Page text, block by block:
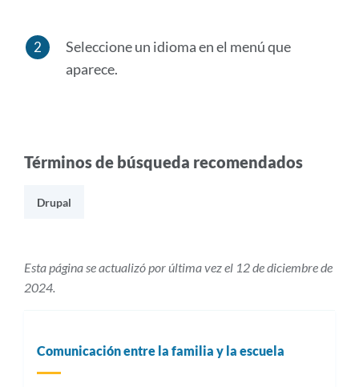
Seleccione un idioma en el menú que
aparece.
Términos de búsqueda recomendados
Drupal
Esta página se actualizó por última vez el 12 de diciembre de
2024.
Comunicación entre la familia y la escuela